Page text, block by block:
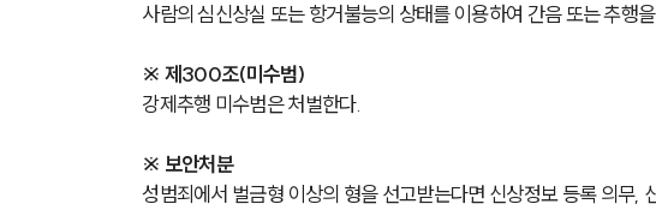
사람의 심신상실 또는 항거불능의 상태를 이용하여 간음 또는 추
※ 제300조(미수범)
강제추행 미수범은 처벌한다.
※ 보안처분
성범죄에서 벌금형 이상의 형을 선고받는다면 신상정보 등록 의무,